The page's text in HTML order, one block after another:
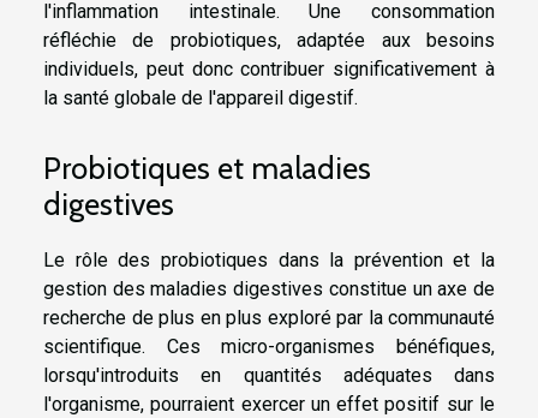
l'inflammation intestinale. Une consommation
réfléchie de probiotiques, adaptée aux besoins
individuels, peut donc contribuer significativement à
la santé globale de l'appareil digestif.
Probiotiques et maladies
digestives
Le rôle des probiotiques dans la prévention et la
gestion des maladies digestives constitue un axe de
recherche de plus en plus exploré par la communauté
scientifique. Ces micro-organismes bénéfiques,
lorsqu'introduits en quantités adéquates dans
l'organisme, pourraient exercer un effet positif sur le